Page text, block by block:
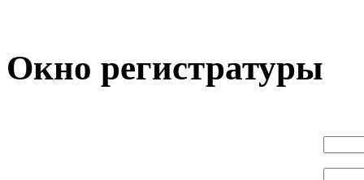
Окно регистратуры